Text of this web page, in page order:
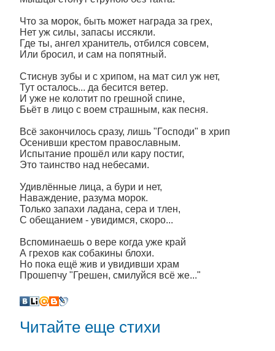
Что за морок, быть может награда за грех,
Нет уж силы, запасы иссякли.
Где ты, ангел хранитель, отбился совсем,
Или бросил, и сам на попятный.
Стиснув зубы и с хрипом, на мат сил уж нет,
Тут осталось... да бесится ветер.
И уже не колотит по грешной спине,
Бьёт в лицо с воем страшным, как песня.
Всё закончилось сразу, лишь "Господи" в хрип
Осенивши крестом православным.
Испытание прошёл или кару постиг,
Это таинство над небесами.
Удивлённые лица, а бури и нет,
Наваждение, разума морок.
Только запахи ладана, сера и тлен,
С обещанием - увидимся, скоро...
Вспоминаешь о вере когда уже край
А грехов как собакины блохи.
Но пока ещё жив и увидивши храм
Прошепчу "Грешен, смилуйся всё же..."
Читайте еще стихи